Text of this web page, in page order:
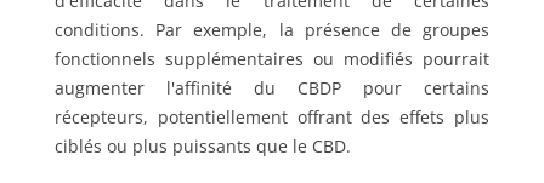
conditions. Par exemple, la présence de groupes
fonctionnels supplémentaires ou modifiés pourrait
augmenter l'affinité du CBDP pour certains
récepteurs, potentiellement offrant des effets plus
ciblés ou plus puissants que le CBD.